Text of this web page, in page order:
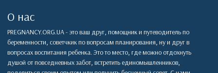
О нас
PREGNANCY.ORG.UA - это ваш друг, помощник и путеводитель по
беременности, советчкик по вопросам планирования, ну и друг в
вопросах воспитания ребенка. Это то место, где можно отдохнуть
душой от повседневных забот, встретить единомышленников,